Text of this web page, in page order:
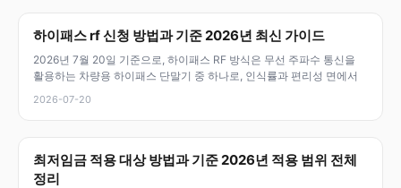
하이패스 rf 신청 방법과 기준 2026년 최신 가이드
2026년 7월 20일 기준으로, 하이패스 RF 방식은 무선 주파수 통신을
활용하는 차량용 하이패스 단말기 중 하나로, 인식률과 편리성 면에서
2026-07-20
최저임금 적용 대상 방법과 기준 2026년 적용 범위 전체
정리